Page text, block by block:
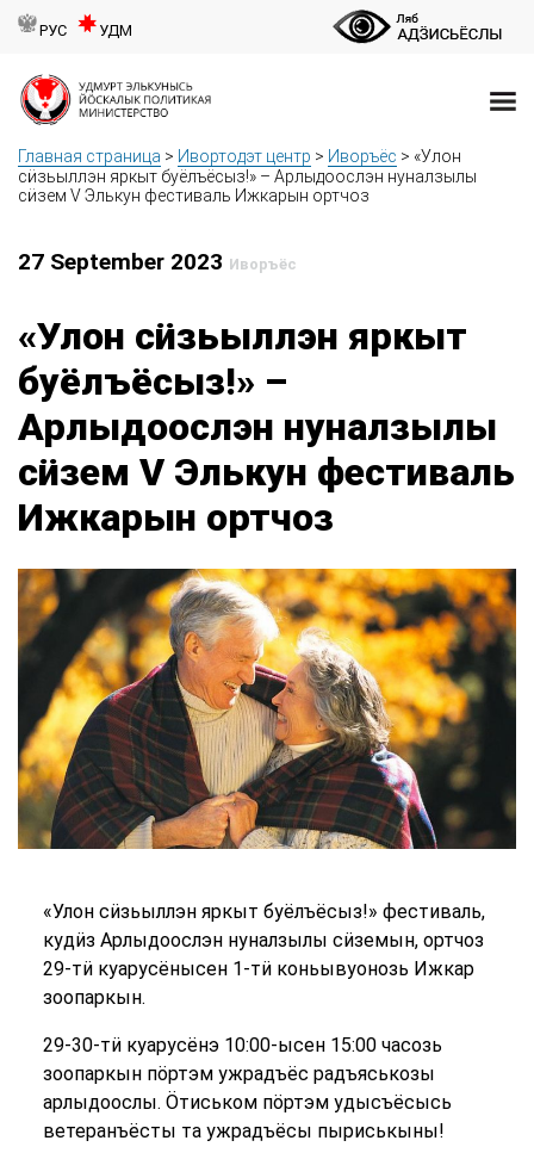
РУС УДМ
Главная страница > Ивортодэт центр > Иворъёс > «Улон
сӥзьыллэн яркыт буёлъёсыз!» – Арлыдоослэн нуналзылы
сӥзем V Элькун фестиваль Ижкарын ортчоз
27 September 2023 Иворъёс
«Улон сӥзьыллэн яркыт
буёлъёсыз!» –
Арлыдоослэн нуналзылы
сӥзем V Элькун фестиваль
Ижкарын ортчоз
«Улон сӥзьыллэн яркыт буёлъёсыз!» фестиваль,
кудӥз Арлыдоослэн нуналзылы сӥземын, ортчоз
29-тӥ куарусёнысен 1-тӥ коньывуонозь Ижкар
зоопаркын.
29-30-тӥ куарусёнэ 10:00-ысен 15:00 часозь
зоопаркын пӧртэм ужрадъёс радъяськозы
арлыдоослы. Ӧтиськом пӧртэм удысъёсысь
ветеранъёсты та ужрадъёсы пыриськыны!